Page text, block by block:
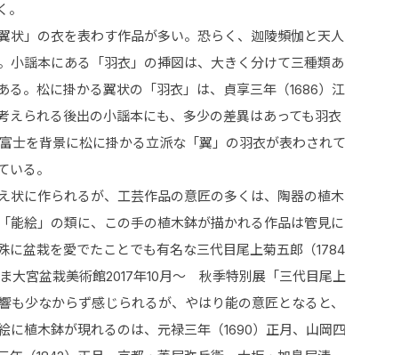
」の衣を表わす作品が多い。恐らく、迦陵頻伽と天人
謡本にある「羽衣」の挿図は、大きく分けて三種類あ
。松に掛かる翼状の「羽衣」は、貞享三年（1686）江
られる後出の小謡本にも、多少の差異はあっても羽衣
士を背景に松に掛かる立派な「翼」の羽衣が表わされて
る。
状に作られるが、工芸作品の意匠の多くは、陶器の植木
絵」の類に、この手の植木鉢が描かれる作品は管見に
盆栽を愛でたことでも有名な三代目尾上菊五郎（1784
大宮盆栽美術館2017年10月～ 秋季特別展「三代目尾上
少なからず感じられるが、やはり能の意匠となると、
植木鉢が現れるのは、元禄三年（1690）正月、山岡四